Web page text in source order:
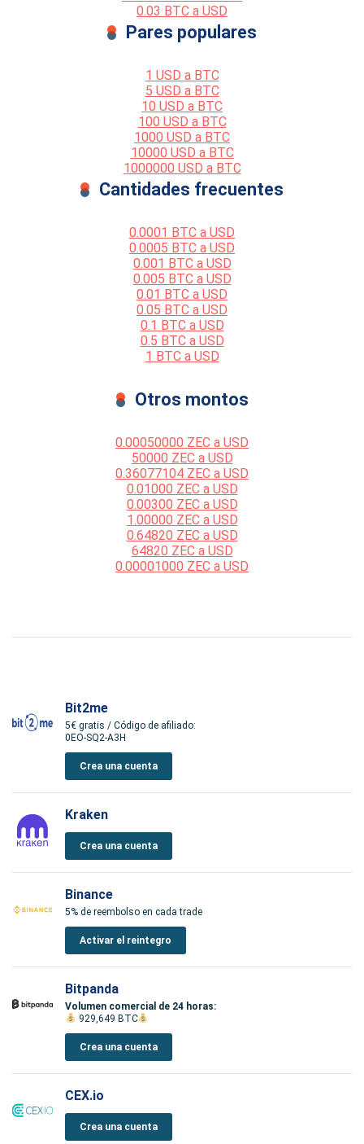
0.03 BTC a USD
Pares populares
1 USD a BTC
5 USD a BTC
10 USD a BTC
100 USD a BTC
1000 USD a BTC
10000 USD a BTC
1000000 USD a BTC
Cantidades frecuentes
0.0001 BTC a USD
0.0005 BTC a USD
0.001 BTC a USD
0.005 BTC a USD
0.01 BTC a USD
0.05 BTC a USD
0.1 BTC a USD
0.5 BTC a USD
1 BTC a USD
Otros montos
0.00050000 ZEC a USD
50000 ZEC a USD
0.36077104 ZEC a USD
0.01000 ZEC a USD
0.00300 ZEC a USD
1.00000 ZEC a USD
0.64820 ZEC a USD
64820 ZEC a USD
0.00001000 ZEC a USD
Bit2me
5€ gratis / Código de afiliado:
0EO-SQ2-A3H
Crea una cuenta
Kraken
Crea una cuenta
Binance
5% de reembolso en cada trade
Activar el reintegro
Bitpanda
Volumen comercial de 24 horas:
929,649 BTC
Crea una cuenta
CEX.io
Crea una cuenta